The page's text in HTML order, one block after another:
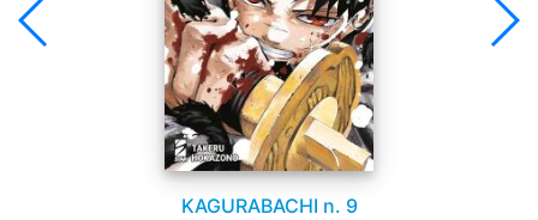
KAGURABACHI n. 9